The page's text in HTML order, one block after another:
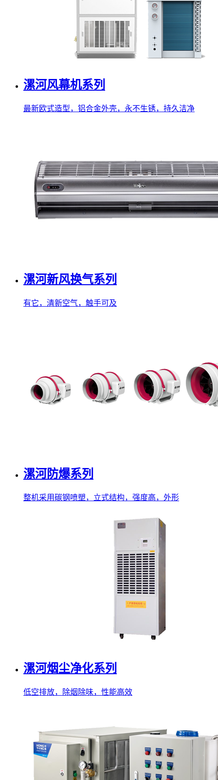
漯河风幕机系列
最新欧式造型，铝合金外壳，永不生锈，持久洁净
漯河新风换气系列
有它，清新空气，触手可及
漯河防爆系列
整机采用碳钢喷塑，立式结构，强度高，外形
漯河烟尘净化系列
低空排放，除烟除味，性能高效